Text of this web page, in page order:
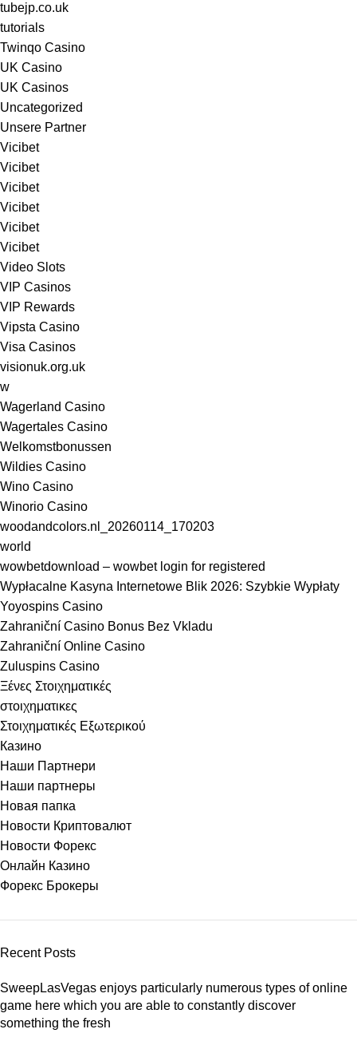
tubejp.co.uk
tutorials
Twinqo Casino
UK Casino
UK Casinos
Uncategorized
Unsere Partner
Vicibet
Vicibet
Vicibet
Vicibet
Vicibet
Vicibet
Video Slots
VIP Casinos
VIP Rewards
Vipsta Casino
Visa Casinos
visionuk.org.uk
w
Wagerland Casino
Wagertales Casino
Welkomstbonussen
Wildies Casino
Wino Casino
Winorio Casino
woodandcolors.nl_20260114_170203
world
wowbetdownload – wowbet login for registered
Wypłacalne Kasyna Internetowe Blik 2026: Szybkie Wypłaty
Yoyospins Casino
Zahraniční Casino Bonus Bez Vkladu
Zahraniční Online Casino
Zuluspins Casino
Ξένες Στοιχηματικές
στοιχηματικες
Στοιχηματικές Εξωτερικού
Казино
Наши Партнери
Наши партнеры
Новая папка
Новости Криптовалют
Новости Форекс
Онлайн Казино
Форекс Брокеры
Recent Posts
SweepLasVegas enjoys particularly numerous types of online
game here which you are able to constantly discover
something the fresh